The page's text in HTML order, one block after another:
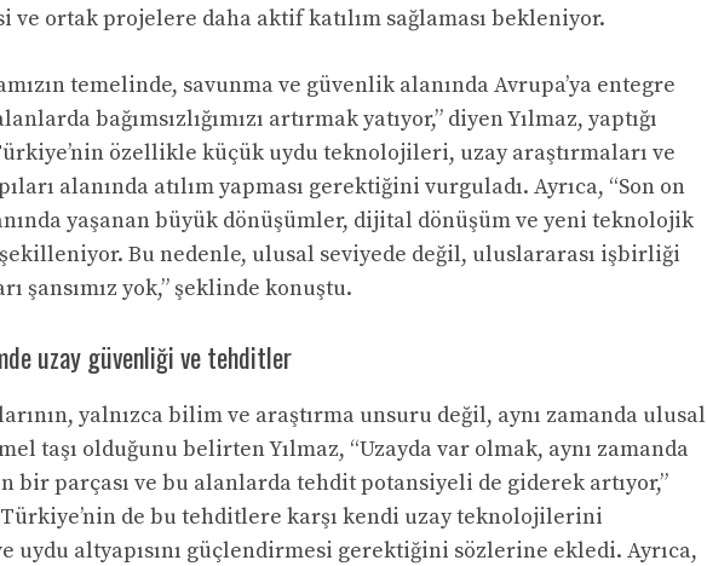
ve ortak projelere daha aktif katılım sağlaması bekleniyor.
temelinde, savunma ve güvenlik alanında Avrupa’ya entegre
bağımsızlığımızı artırmak yatıyor,” diyen Yılmaz, yaptığı
özellikle küçük uydu teknolojileri, uzay araştırmaları ve
alanında atılım yapması gerektiğini vurguladı. Ayrıca, “Son on
yaşanan büyük dönüşümler, dijital dönüşüm ve yeni teknolojik
Bu nedenle, ulusal seviyede değil, uluslararası işbirliği
şansımız yok,” şeklinde konuştu.
uzay güvenliği ve tehditler
yalnızca bilim ve araştırma unsuru değil, aynı zamanda ulusal
taşı olduğunu belirten Yılmaz, “Uzayda var olmak, aynı zamanda
bir parçası ve bu alanlarda tehdit potansiyeli de giderek artıyor,”
Türkiye’nin de bu tehditlere karşı kendi uzay teknolojilerini
uydu altyapısını güçlendirmesi gerektiğini sözlerine ekledi. Ayrıca,